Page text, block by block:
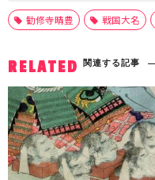
勧修寺晴豊 戦国大名
RELATED 関連する記事